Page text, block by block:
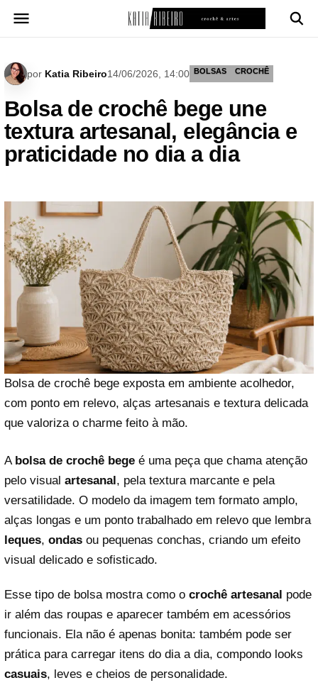
para
por Katia Ribeiro14/06/2026, 14:00 BOLSAS CROCHÊ
Bolsa de crochê bege une
textura artesanal, elegância e
praticidade no dia a dia
Bolsa de crochê bege exposta em ambiente acolhedor,
com ponto em relevo, alças artesanais e textura delicada
que valoriza o charme feito à mão.
A bolsa de crochê bege é uma peça que chama atenção
pelo visual artesanal, pela textura marcante e pela
versatilidade. O modelo da imagem tem formato amplo,
alças longas e um ponto trabalhado em relevo que lembra
leques, ondas ou pequenas conchas, criando um efeito
visual delicado e sofisticado.
Esse tipo de bolsa mostra como o crochê artesanal pode
ir além das roupas e aparecer também em acessórios
funcionais. Ela não é apenas bonita: também pode ser
prática para carregar itens do dia a dia, compondo looks
casuais, leves e cheios de personalidade.